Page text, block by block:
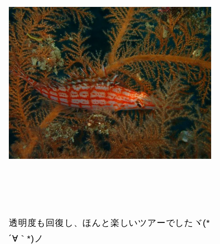
透明度も回復し、ほんと楽しいツアーでしたヾ(*
´∀｀*)ノ